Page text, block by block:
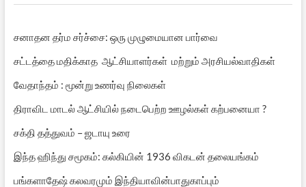
சனாதன தர்ம சர்ச்சை: ஒரு முழுமையான பார்வை
சட்டத்தை மதிக்காத ஆட்சியாளர்கள் மற்றும் அரசியல்வாதிகள்
வேதாந்தம் : மூன்று உணர்வு நிலைகள்
திராவிட மாடல் ஆட்சியில் நடைபெற்ற ஊழல்கள் கற்பனையா ?
சக்தி தத்துவம் – ஜடாயு உரை
இந்த ஹிந்து சமூகம்: கல்கியின் 1936 விகடன் தலையங்கம்
பங்களாதேஷ் கலவரமும் இந்தியாவின்பாதுகாப்பும்